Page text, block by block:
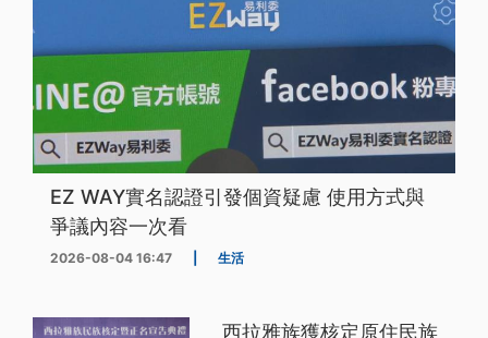
EZ WAY實名認證引發個資疑慮 使用方式與
爭議內容一次看
2026-08-04 16:47 生活
西拉雅族獲核定原住民族